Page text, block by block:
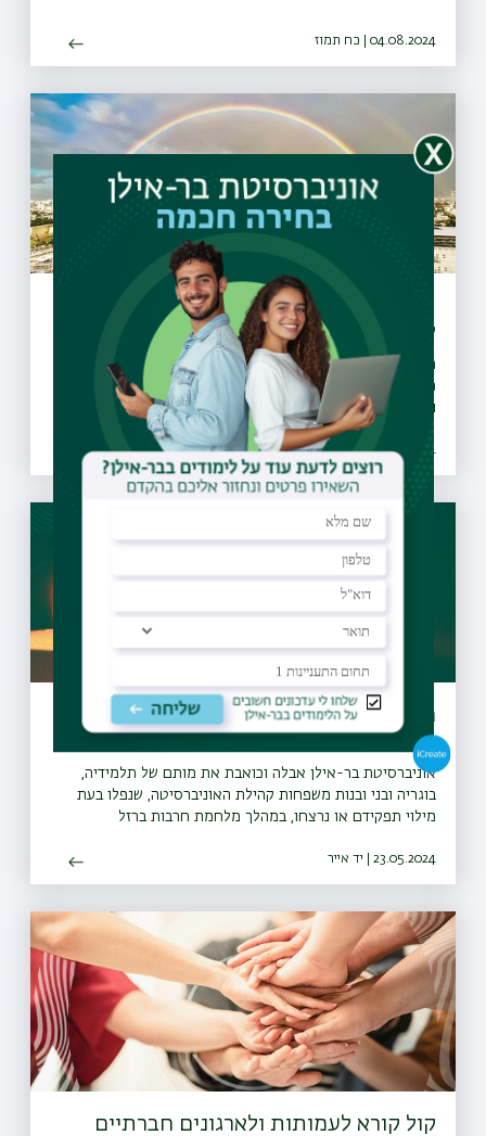
04.08.2024 | כח תמוז
תרומת ענק בשווי מיליארד שקל
לאוניברסיטת ...
התורם שהאמין בכוחו של המדע לחזק את החוסן הטכנולוגי של
מדינת ישראל בחר באוניברסיטת בר-אילן להגשים את חזונו.
נשיא האוניברסיטה, פרופ' אריה צבן: "התרומה תשמש להשקעות
במחקר. זהו המפתח לחברה וכלכלה משגשגת"
29.06.2024 | כב סיון
חללי חרבות ברזל
אוניברסיטת בר-אילן אבלה וכואבת את מותם של תלמידיה,
בוגריה ובני ובנות משפחות קהילת האוניברסיטה, שנפלו בעת
מילוי תפקידם או נרצחו, במהלך מלחמת חרבות ברזל
23.05.2024 | יד אייר
קול קורא לעמותות ולארגונים חברתיים